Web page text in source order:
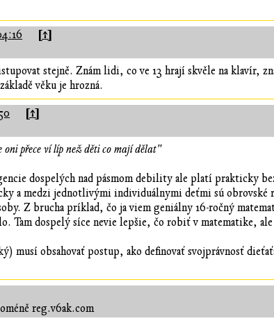
[↑]
stejně. Znám lidi, co ve 13 hrají skvěle na klavír,
věku je hrozná.
[↑]
oni přece ví líp než děti co mají dělat"
dospelých nad pásmom debility ale platí prakticky
a medzi jednotlivými individuálnymi deťmi sú obrovské
Z brucha príklad, čo ja viem geniálny 16-ročný
Tam dospelý síce nevie lepšie, čo robiť v matematike,
musí obsahovať postup, ako definovať svojprávnosť
reg.v6ak.com